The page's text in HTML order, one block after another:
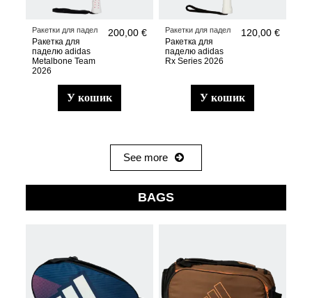
Ракетки для падел
Ракетка для
паделю adidas
Metalbone Team
2026
200,00 €
у кошик
Ракетки для падел
Ракетка для
паделю adidas
Rx Series 2026
120,00 €
у кошик
See more
BAGS